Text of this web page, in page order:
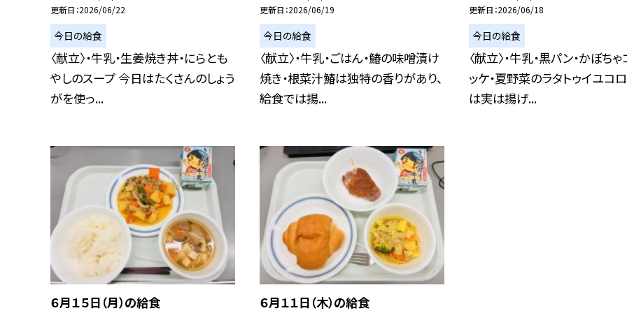
更新日 2026/06/22
今日の給食
〈献立〉・牛乳・生姜焼き丼・にらとも
やしのスープ 今日はたくさんのしょう
がを使っ...
更新日 2026/06/19
今日の給食
〈献立〉・牛乳・ごはん・鰆の味噌漬け
焼き・根菜汁鰆は独特の香りがあり、
給食では揚...
更新日 2026/06/18
今日の給食
〈献立〉・牛乳・黒パン・かぼち
ッケ・夏野菜のラタトゥイユコ
は実は揚げ...
６月１５日（月）の給食 ６月１１日（木）の給食